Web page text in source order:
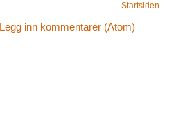
Startsiden
Legg inn kommentarer (Atom)